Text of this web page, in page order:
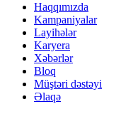
Haqqımızda
Kampaniyalar
Layihələr
Karyera
Xəbərlər
Bloq
Müştəri dəstəyi
Əlaqə